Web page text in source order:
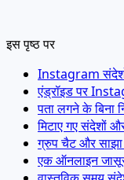
इस पृष्ठ पर
Instagram
एंड्रॉइड पर
पता लगने के बिना
मिटाए गए संदेशों
ग्रुप चैट और साझा
एक ऑनलाइन